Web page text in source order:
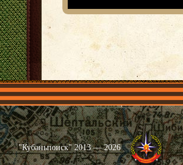
Главная Имена Общественные
"Кубаньпоиск" 2013 — 2026